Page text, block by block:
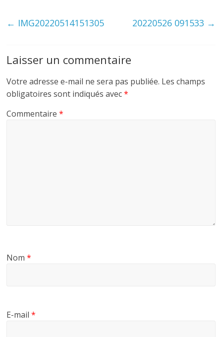
← IMG20220514151305 20220526 091533 →
Laisser un commentaire
Votre adresse e-mail ne sera pas publiée. Les champs
obligatoires sont indiqués avec*
Commentaire*
Nom*
E-mail*